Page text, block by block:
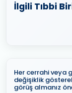
İlgili Tıbbi
Her cerrahi veya
değişiklik
görüş almanız